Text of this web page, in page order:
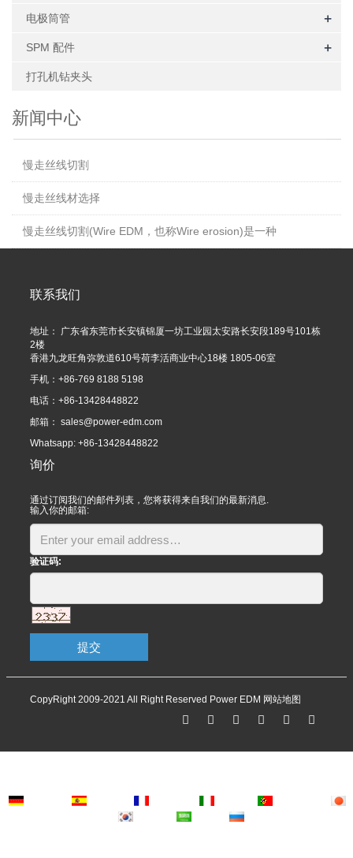
电极筒管 +
SPM 配件 +
打孔机钻夹头
新闻中心
慢走丝线切割
慢走丝线材选择
慢走丝线切割(Wire EDM，也称Wire erosion)是一种
联系我们
地址： 广东省东莞市长安镇锦厦一坊工业园太安路长安段189号101栋
2楼
香港九龙旺角弥敦道610号荷李活商业中心18楼 1805-06室
手机：+86-769 8188 5198
电话：+86-13428448822
邮箱： sales@power-edm.com
Whatsapp: +86-13428448822
询价
通过订阅我们的邮件列表，您将获得来自我们的最新消息.
输入你的邮箱:
验证码:
提交
CopyRight 2009-2021 All Right Reserved Power EDM 网站地图